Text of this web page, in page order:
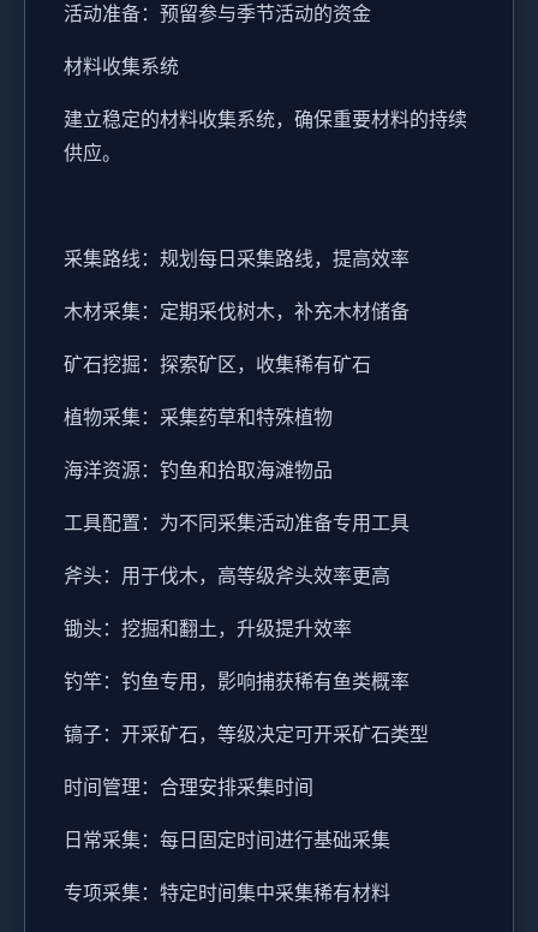
活动准备：预留参与季节活动的资金
材料收集系统
建立稳定的材料收集系统，确保重要材料的持续
供应。
采集路线：规划每日采集路线，提高效率
木材采集：定期采伐树木，补充木材储备
矿石挖掘：探索矿区，收集稀有矿石
植物采集：采集药草和特殊植物
海洋资源：钓鱼和拾取海滩物品
工具配置：为不同采集活动准备专用工具
斧头：用于伐木，高等级斧头效率更高
锄头：挖掘和翻土，升级提升效率
钓竿：钓鱼专用，影响捕获稀有鱼类概率
镐子：开采矿石，等级决定可开采矿石类型
时间管理：合理安排采集时间
日常采集：每日固定时间进行基础采集
专项采集：特定时间集中采集稀有材料